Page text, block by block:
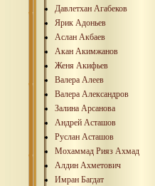
Давлетхан Агабеков
Ярик Адоньев
Аслан Акбаев
Акан Акимжанов
Женя Акифьев
Валера Алеев
Валера Александров
Залина Арсанова
Андрей Асташов
Руслан Асташов
Мохаммад Рияз Ахмад
Алдин Ахметович
Имран Багдат